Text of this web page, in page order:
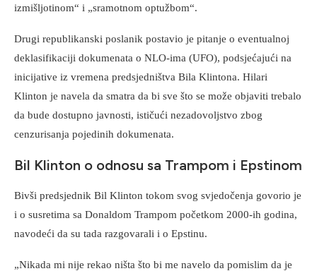
izmišljotinom“ i „sramotnom optužbom“.
Drugi republikanski poslanik postavio je pitanje o eventualnoj
deklasifikaciji dokumenata o NLO-ima (UFO), podsjećajući na
inicijative iz vremena predsjedništva Bila Klintona. Hilari
Klinton je navela da smatra da bi sve što se može objaviti trebalo
da bude dostupno javnosti, ističući nezadovoljstvo zbog
cenzurisanja pojedinih dokumenata.
Bil Klinton o odnosu sa Trampom i Epstinom
Bivši predsjednik Bil Klinton tokom svog svjedočenja govorio je
i o susretima sa Donaldom Trampom početkom 2000-ih godina,
navodeći da su tada razgovarali i o Epstinu.
„Nikada mi nije rekao ništa što bi me navelo da pomislim da je